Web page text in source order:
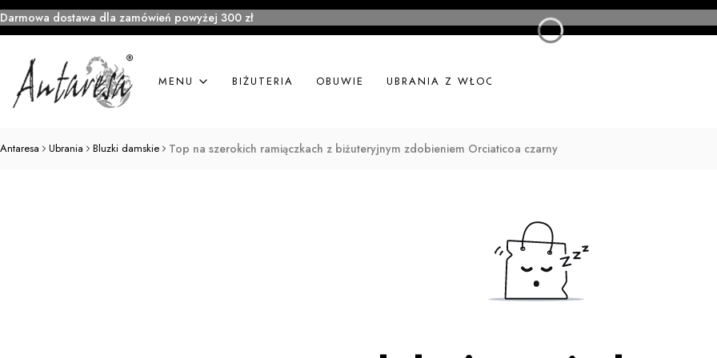
Darmowa dostawa dla zamówień powyżej 300 zł
MENU BIŻUTERIA OBUWIE UBRANIA Z WŁOCH
Antaresa Ubrania Bluzki damskie Top na szerokich ramiączkach z biżuteryjnym zdobieniem Orciaticoa czarny